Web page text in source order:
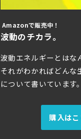
Amazonで販売中！
波動のチカラ。
波動エネルギーとはな
それがわかればどんな
について書いています。
購入はこ